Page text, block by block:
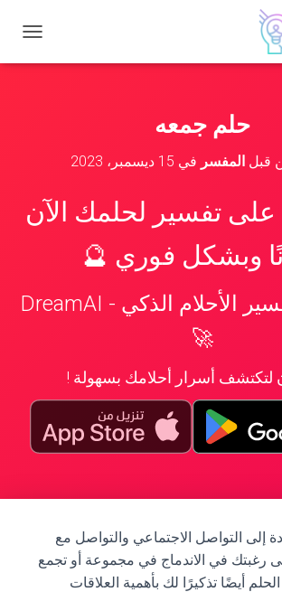
ب
ل
حلم جمعه
قبلالمفسر في 15 ديسمبر، 2023
تفسير لحلمك الآن
وبشكل فوري 🔮
📱 تطبيق تفسير الأحلام الذكي - DreamAI
🚀
لتكتشف أسرار أحلامك بسهولة !
إلى التواصل الاجتماعي والتواصل مع
رغبتك في الاندماج في مجموعة أو تجمع
أيضًا تذكيرًا لك بأهمية العلاقات